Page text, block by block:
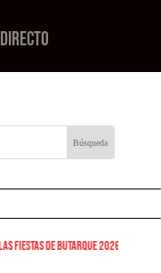
Fiestas de Butarque 2026 arrancan